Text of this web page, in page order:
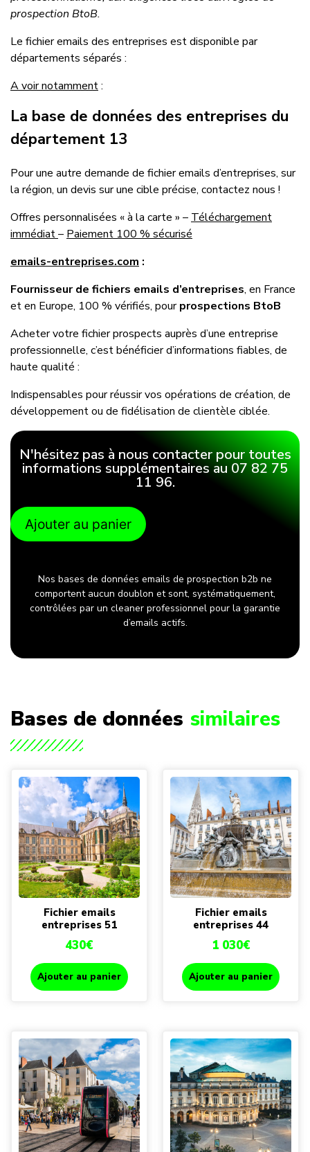
prospection BtoB.
Le fichier emails des entreprises est disponible par
départements séparés :
A voir notamment:
La base de données des entreprises du
département 13
Pour une autre demande de fichier emails d’entreprises, sur
la région, un devis sur une cible précise, contactez nous !
Offres personnalisées « à la carte » – Téléchargement
immédiat– Paiement 100 % sécurisé
emails-entreprises.com :
Fournisseur de fichiers emails d’entreprises, en France
et en Europe, 100 % vérifiés, pourprospections BtoB
Acheter votre fichier prospects auprès d’une entreprise
professionnelle, c’est bénéficier d’informations fiables, de
haute qualité :
Indispensables pour réussir vos opérations de création, de
développement ou de fidélisation de clientèle ciblée.
N'hésitez pas à nous contacter pour toutes
informations supplémentaires au 07 82 75
11 96.
Ajouter au panier
Nos bases de données emails de prospection b2b ne
comportent aucun doublon et sont, systématiquement,
contrôlées par un cleaner professionnel pour la garantie
d’emails actifs.
Bases de données similaires
Fichier emails
entreprises 51
430€
Ajouter au panier
Fichier emails
entreprises 44
1 030€
Ajouter au panier